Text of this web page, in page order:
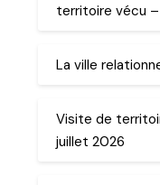
territoire vécu
La ville
Visite de
juillet 2026